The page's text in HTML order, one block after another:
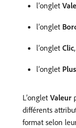
l’onglet
l’onglet
l’onglet Clic,
l’onglet Plus
L’onglet Valeur
différents
format selon